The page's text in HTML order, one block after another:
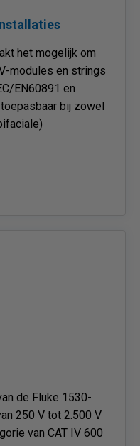
het mogelijk om
modules en strings
EN60891 en
bij zowel
de Fluke 1530-
250 V tot 2.500 V
van CAT IV 600